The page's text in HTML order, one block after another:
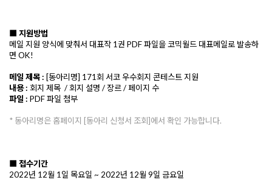
■ 지원방법
메일 지원 양식에 맞춰서 대표작 1권 PDF 파일을 코믹월드 대표메일로 발송하
면 OK!
메일 제목 : [동아리명] 171회 서코 우수회지 콘테스트 지원
내용 : 회지 제목  / 회지 설명 / 장르 / 페이지 수
파일 : PDF 파일 첨부
* 동아리명은 홈페이지 [동아리 신청서 조회]에서 확인 가능합니다.
■ 접수기간
2022년 12월 1일 목요일 ~ 2022년 12월 9일 금요일